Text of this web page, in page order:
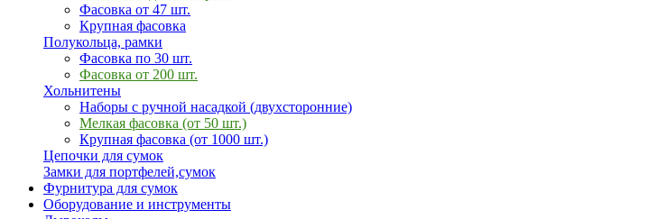
Фасовка от 47 шт.
Крупная фасовка
Полукольца, рамки
Фасовка по 30 шт.
Фасовка от 200 шт.
Хольнитены
Наборы с ручной насадкой (двухсторонние)
Мелкая фасовка (от 50 шт.)
Крупная фасовка (от 1000 шт.)
Цепочки для сумок
Замки для портфелей,сумок
Фурнитура для сумок
Оборудование и инструменты